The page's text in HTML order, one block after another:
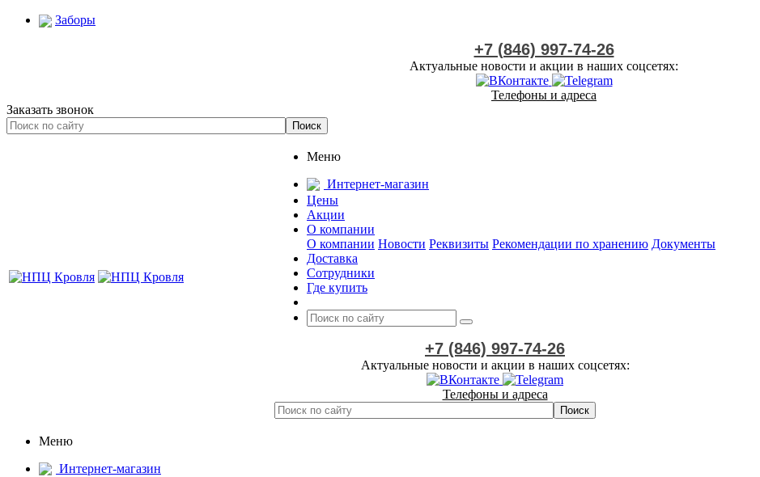
Заборы
+7 (846) 997-74-26
Актуальные новости и акции в наших соцсетях:
Телефоны и адреса
Заказать звонок
Меню
Интернет-магазин
Цены
Акции
О компании
О компании Новости Реквизиты Рекомендации по хранению Документы
Доставка
Сотрудники
Где купить
+7 (846) 997-74-26
Актуальные новости и акции в наших соцсетях:
Телефоны и адреса
Меню
Интернет-магазин